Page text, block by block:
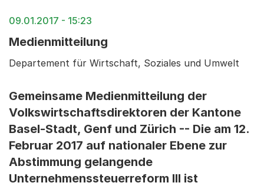
09.01.2017 - 15:23
Medienmitteilung
Departement für Wirtschaft, Soziales und Umwelt
Gemeinsame Medienmitteilung der
Volkswirtschaftsdirektoren der Kantone
Basel-Stadt, Genf und Zürich -- Die am 12.
Februar 2017 auf nationaler Ebene zur
Abstimmung gelangende
Unternehmenssteuerreform III ist